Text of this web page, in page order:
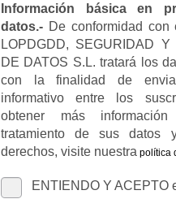
Información básica en
datos.-De conformidad con
LOPDGDD, SEGURIDAD Y
DE DATOS S.L. tratará los
con la finalidad de
informativo entre los
obtener más
tratamiento de sus datos
derechos, visite nuestra política
ENTIENDO Y ACEPTO